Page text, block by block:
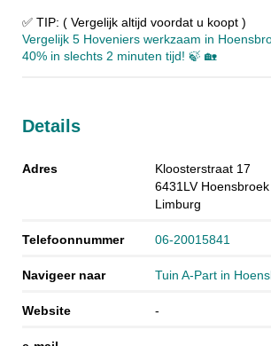
✅ TIP: ( Vergelijk altijd voordat u koopt )
Vergelijk 5 Hoveniers werkzaam in
40% in slechts 2 minuten tijd! 🍃 🏡
Details
Adres
Kloosterstraat 17
6431LV Hoensbroek
Limburg
Telefoonnummer 06-20015841
Navigeer naar Tuin A-Part in
Website -